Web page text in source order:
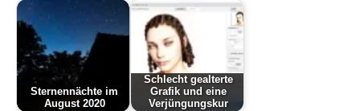
Sternennächte im
August 2020
Schlecht gealterte
Grafik und eine
Verjüngungskur